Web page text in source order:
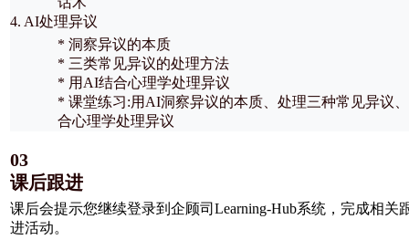
4. AI处理异议
* 洞察异议的本质
* 三类常见异议的处理方法
* 用AI结合心理学处理异议
* 课堂练习:用AI洞察异议的本质、处理三种常见异议
合心理学处理异议
03
课后跟进
课后会提示您继续登录到企顾司Learning-Hub系统，完成相关
进活动。